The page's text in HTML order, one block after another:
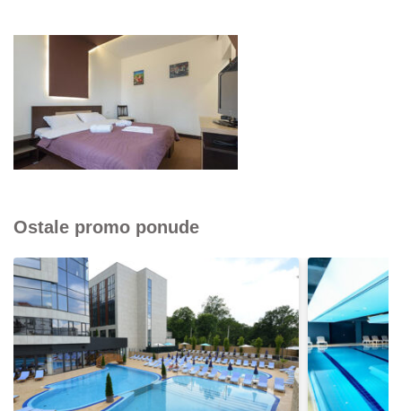
Ostale promo ponude